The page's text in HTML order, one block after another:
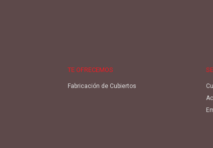
TE OFRECEMOS
Fabricación de Cubiertos